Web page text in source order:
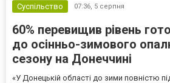
Суспільство 07:36, 5 серпня
60% перевищив рівень
до осінньо-зимового
сезону на Донеччині
«У Донецькій області до зими повністю